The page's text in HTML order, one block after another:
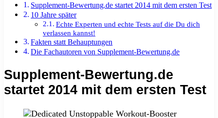
Supplement-Bewertung.de startet 2014 mit dem ersten Test
10 Jahre später
Echte Experten und echte Tests auf die Du dich
verlassen kannst!
Fakten statt Behauptungen
Die Fachautoren von Supplement-Bewertung.de
Supplement-Bewertung.de
startet 2014 mit dem ersten Test